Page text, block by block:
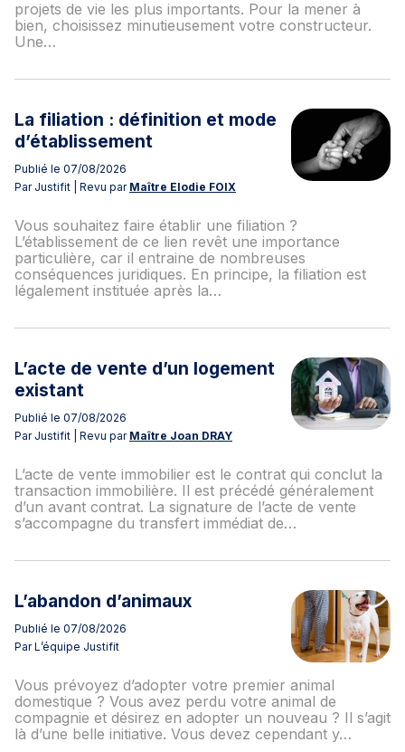
projets de vie les plus importants. Pour la mener à
bien, choisissez minutieusement votre constructeur.
Une…
La filiation : définition et mode
d’établissement
Publié le 07/08/2026
Par Justifit | Revu par Maître Elodie FOIX
Vous souhaitez faire établir une filiation ?
L’établissement de ce lien revêt une importance
particulière, car il entraine de nombreuses
conséquences juridiques. En principe, la filiation est
légalement instituée après la…
L’acte de vente d’un logement
existant
Publié le 07/08/2026
Par Justifit | Revu par Maître Joan DRAY
L’acte de vente immobilier est le contrat qui conclut la
transaction immobilière. Il est précédé généralement
d’un avant contrat. La signature de l’acte de vente
s’accompagne du transfert immédiat de…
L’abandon d’animaux
Publié le 07/08/2026
Par L’équipe Justifit
Vous prévoyez d’adopter votre premier animal
domestique ? Vous avez perdu votre animal de
compagnie et désirez en adopter un nouveau ? Il s’agit
là d’une belle initiative. Vous devez cependant y…